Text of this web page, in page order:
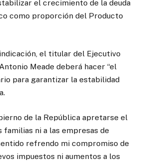
el crecimiento de la deuda
como proporción del Producto
el titular del Ejecutivo
Meade deberá hacer “el
para garantizar la estabilidad
de la República apretarse el
familias ni a las empresas de
refrendo mi compromiso de
impuestos ni aumentos a los